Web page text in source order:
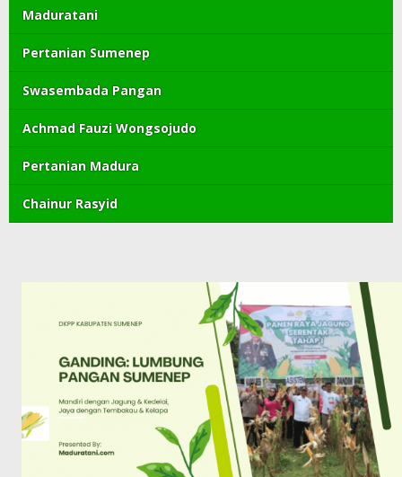
Maduratani
Pertanian Sumenep
Swasembada Pangan
Achmad Fauzi Wongsojudo
Pertanian Madura
Chainur Rasyid